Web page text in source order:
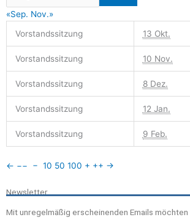
«Sep. Nov.»
Vorstandssitzung
13 Okt.
Vorstandssitzung 10 Nov.
Vorstandssitzung 8 Dez.
Vorstandssitzung 12 Jan.
Vorstandssitzung 9 Feb.
← −− − 10 50 100 + ++ →
Newsletter
Mit unregelmäßig erscheinenden Emails